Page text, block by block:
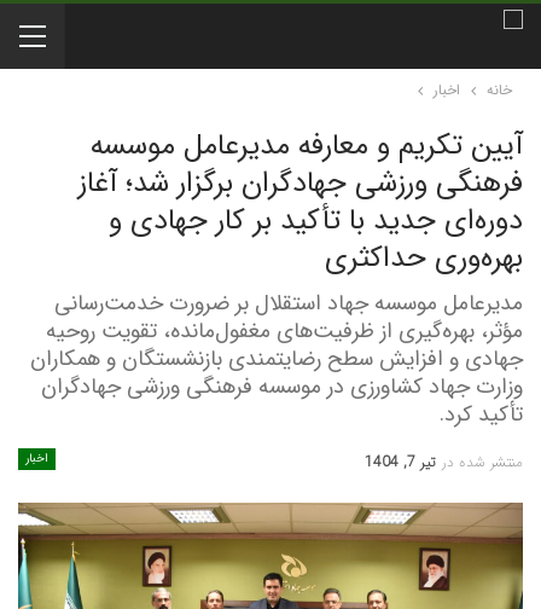
خانه اخبار
آیین تکریم و معارفه مدیرعامل موسسه
فرهنگی ورزشی جهادگران برگزار شد؛ آغاز
دوره‌ای جدید با تأکید بر کار جهادی و
بهره‌وری حداکثری
مدیرعامل موسسه جهاد استقلال بر ضرورت خدمت‌رسانی
مؤثر، بهره‌گیری از ظرفیت‌های مغفول‌مانده، تقویت روحیه
جهادی و افزایش سطح رضایتمندی بازنشستگان و همکاران
وزارت جهاد کشاورزی در موسسه فرهنگی ورزشی جهادگران
تأکید کرد.
اخبار منتشر شده در تیر 7, 1404